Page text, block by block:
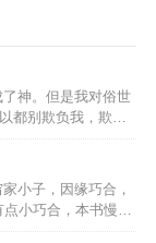
神。但是我对俗世
都别欺负我，欺负
小子，因缘巧合，
小巧合，本书慢热